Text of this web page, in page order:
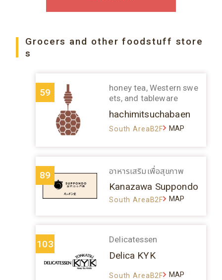
Grocers and other foodstuff store
s
59
honey tea, Western swe
ets, and tableware
hachimitsuchabaen
South AreaB2F MAP
89 อาหารเสริมเพื่อสุขภาพ
Kanazawa Suppondo
South AreaB2F MAP
103 Delicatessen
Delica KYK
South AreaB2F MAP